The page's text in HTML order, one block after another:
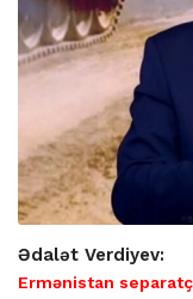
Ədalət Verdiyev:
Ermənistan